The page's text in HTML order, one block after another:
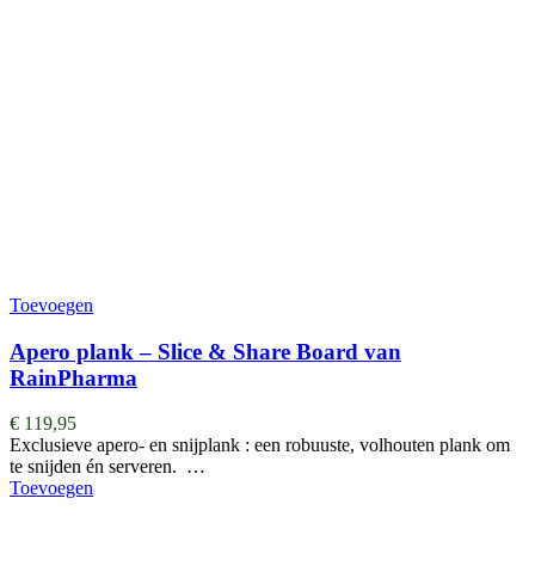
Toevoegen
Apero plank – Slice & Share Board van
RainPharma
€ 119,95
Exclusieve apero- en snijplank : een robuuste, volhouten plank om
te snijden én serveren. …
Toevoegen